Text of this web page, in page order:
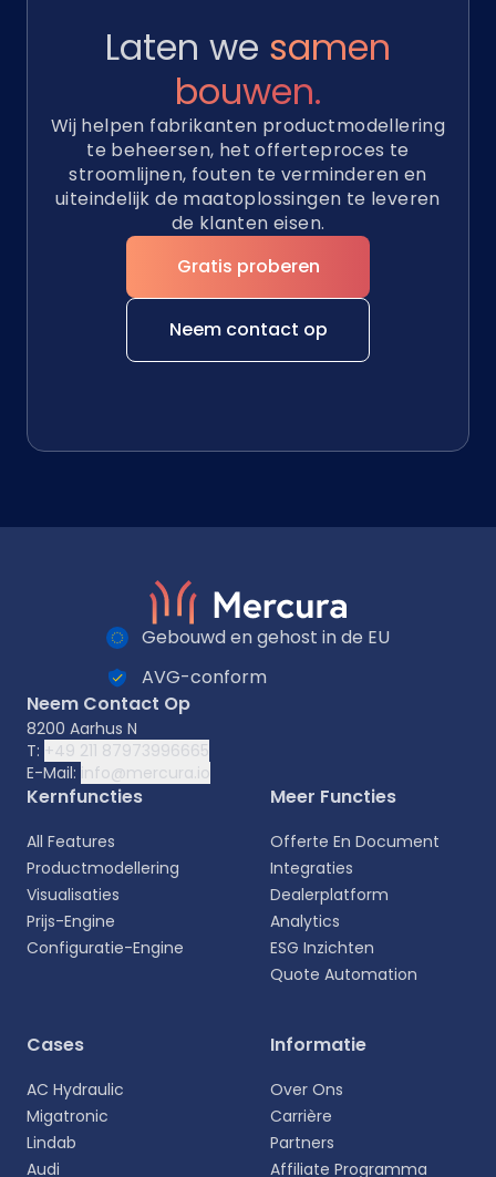
Selecteer uw taal
persoonlijke ervaring.
Laten we samen
bouwen.
Wij helpen fabrikanten productmodellering
te beheersen, het offerteproces te
stroomlijnen, fouten te verminderen en
uiteindelijk de maatoplossingen te leveren
de klanten eisen.
Gratis proberen
Neem contact op
Gebouwd en gehost in de EU
AVG-conform
Neem Contact Op
8200 Aarhus N
T: +49 211 87973996665
E-Mail: info@mercura.io
Kernfuncties
All Features
Productmodellering
Visualisaties
Prijs-Engine
Configuratie-Engine
Meer Functies
Offerte En Document
Integraties
Dealerplatform
Analytics
ESG Inzichten
Quote Automation
Cases
AC Hydraulic
Migatronic
Lindab
Audi
Informatie
Over Ons
Carrière
Partners
Affiliate Programma